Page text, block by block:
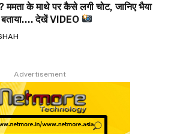
ममता के माथे पर कैसे लगी चोट, जानिए भैया
बताया…. देखें VIDEO
Advertisement